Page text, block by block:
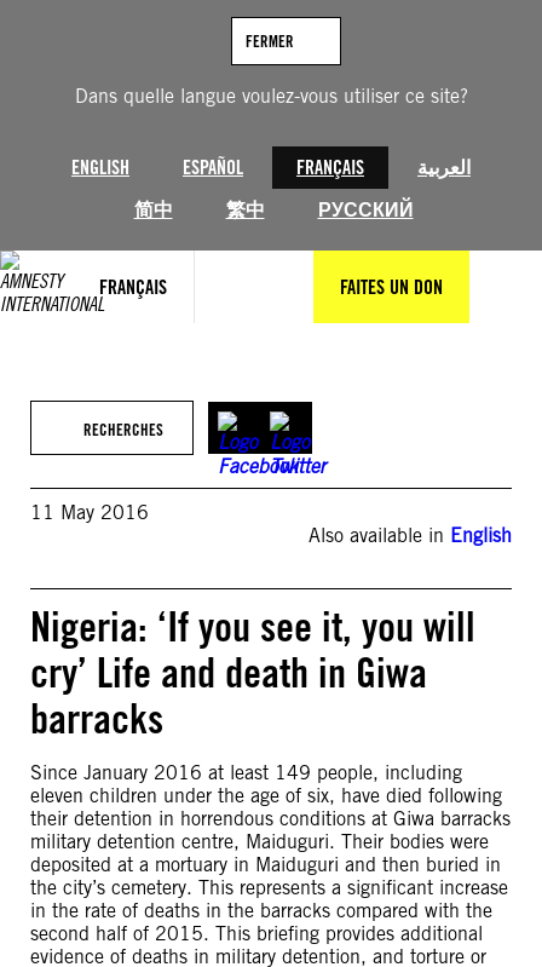
Dans quelle langue voulez-vous utiliser ce site?
ENGLISH ESPAÑOL FRANÇAIS
العربية
简中
繁中 РУССКИЙ
FERMER
FRANÇAIS FAITES UN DON
RECHERCHES
11 May 2016
Also available in English
Nigeria: ‘If you see it, you will
cry’ Life and death in Giwa
barracks
Since January 2016 at least 149 people, including
eleven children under the age of six, have died following
their detention in horrendous conditions at Giwa barracks
military detention centre, Maiduguri. Their bodies were
deposited at a mortuary in Maiduguri and then buried in
the city’s cemetery. This represents a significant increase
in the rate of deaths in the barracks compared with the
second half of 2015. This briefing provides additional
evidence of deaths in military detention, and torture or